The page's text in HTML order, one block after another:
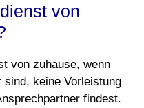
von
von zuhause, wenn
sind, keine Vorleistung
findest.